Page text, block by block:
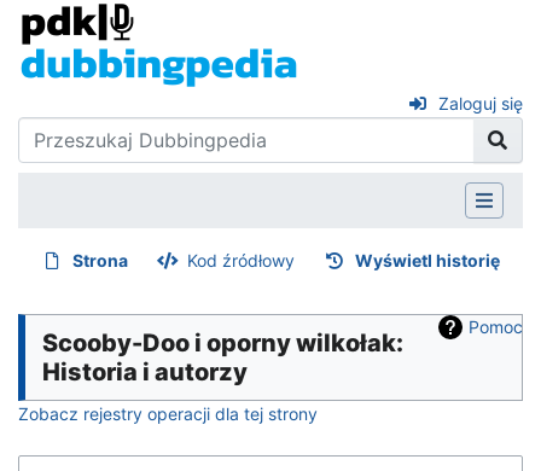
Zaloguj się
Strona Kod źródłowy Wyświetl historię
Pomoc
Scooby-Doo i oporny wilkołak:
Historia i autorzy
Zobacz rejestry operacji dla tej strony